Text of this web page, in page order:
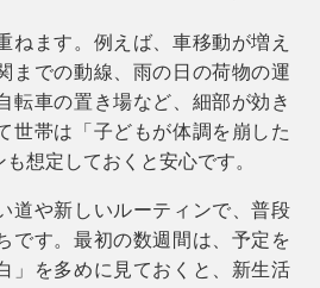
ねます。例えば、車移動が増え
までの動線、雨の日の荷物の運
転車の置き場など、細部が効き
世帯は「子どもが体調を崩した
想定しておくと安心です。
道や新しいルーティンで、普段
です。最初の数週間は、予定を
」を多めに見ておくと、新生活